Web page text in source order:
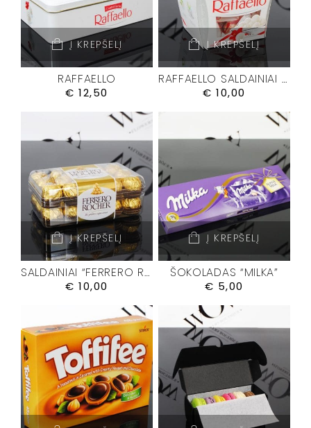
Į KREPŠELĮ
RAFFAELLO
€ 12,50
Į KREPŠELĮ
RAFFAELLO SALDAINIAI M
€ 10,00
Į KREPŠELĮ
SALDAINIAI “FERRERO ROCHER”
€ 10,00
Į KREPŠELĮ
ŠOKOLADAS “MILKA”
€ 5,00